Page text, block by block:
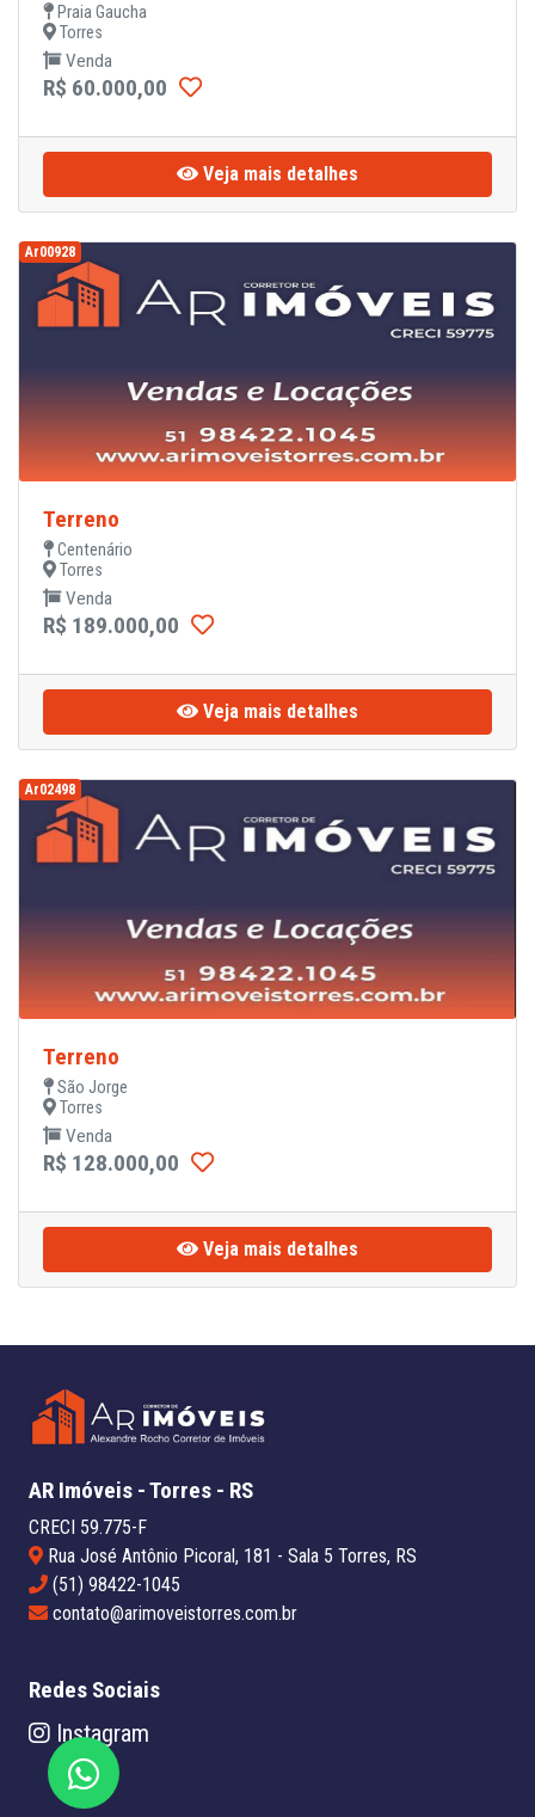
Praia Gaucha
Torres
Venda
R$ 60.000,00
Veja mais detalhes
Ar00928
Terreno
Centenário
Torres
Venda
R$ 189.000,00
Veja mais detalhes
Ar02498
Terreno
São Jorge
Torres
Venda
R$ 128.000,00
Veja mais detalhes
AR Imóveis - Torres - RS
CRECI 59.775-F
Rua José Antônio Picoral, 181 - Sala 5 Torres, RS
(51) 98422-1045
contato@arimoveistorres.com.br
Redes Sociais
Instagram